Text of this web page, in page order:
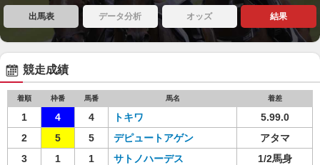
出馬表 データ分析 オッズ 結果
競走成績
着順 枠番 馬番 馬名 着差
1 4 4 トキワ
5.99.0
2
5 5 デピュートアゲン
アタマ
3
1 1 サトノハーデス
1/2馬身